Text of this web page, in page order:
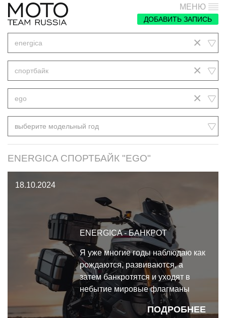
МЕНЮ
ДОБАВИТЬ ЗАПИСЬ
×
energica
×
спортбайк
×
ego
выберите модельный год
ENERGICA СПОРТБАЙК "EGO"
18.10.2024
ENERGICA - БАНКРОТ
ПОДРОБНЕЕ
Я уже многие годы наблюдаю как
рождаются, развиваются, а
затем банкротятся и уходят в
небытие мировые флагманы
электромото, реально двигавшие
индустрию вперёд. Тяжела и